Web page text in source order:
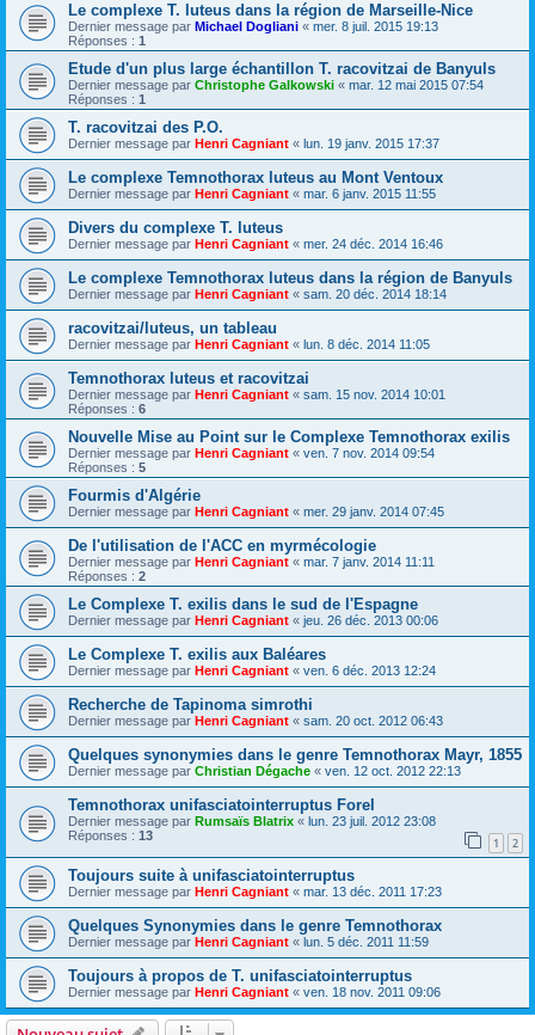
Le complexe T. luteus dans la région de Marseille-Nice
Dernier message par Michael Dogliani « mer. 8 juil. 2015 19:13
Réponses : 1
Etude d'un plus large échantillon T. racovitzai de Banyuls
Dernier message par Christophe Galkowski « mar. 12 mai 2015 07:54
Réponses : 1
T. racovitzai des P.O.
Dernier message par Henri Cagniant « lun. 19 janv. 2015 17:37
Le complexe Temnothorax luteus au Mont Ventoux
Dernier message par Henri Cagniant « mar. 6 janv. 2015 11:55
Divers du complexe T. luteus
Dernier message par Henri Cagniant « mer. 24 déc. 2014 16:46
Le complexe Temnothorax luteus dans la région de Banyuls
Dernier message par Henri Cagniant « sam. 20 déc. 2014 18:14
racovitzai/luteus, un tableau
Dernier message par Henri Cagniant « lun. 8 déc. 2014 11:05
Temnothorax luteus et racovitzai
Dernier message par Henri Cagniant « sam. 15 nov. 2014 10:01
Réponses : 6
Nouvelle Mise au Point sur le Complexe Temnothorax exilis
Dernier message par Henri Cagniant « ven. 7 nov. 2014 09:54
Réponses : 5
Fourmis d'Algérie
Dernier message par Henri Cagniant « mer. 29 janv. 2014 07:45
De l'utilisation de l'ACC en myrmécologie
Dernier message par Henri Cagniant « mar. 7 janv. 2014 11:11
Réponses : 2
Le Complexe T. exilis dans le sud de l'Espagne
Dernier message par Henri Cagniant « jeu. 26 déc. 2013 00:06
Le Complexe T. exilis aux Baléares
Dernier message par Henri Cagniant « ven. 6 déc. 2013 12:24
Recherche de Tapinoma simrothi
Dernier message par Henri Cagniant « sam. 20 oct. 2012 06:43
Quelques synonymies dans le genre Temnothorax Mayr, 1855
Dernier message par Christian Dégache « ven. 12 oct. 2012 22:13
Temnothorax unifasciatointerruptus Forel
Dernier message par Rumsaïs Blatrix « lun. 23 juil. 2012 23:08
Réponses : 13 1 2
Toujours suite à unifasciatointerruptus
Dernier message par Henri Cagniant « mar. 13 déc. 2011 17:23
Quelques Synonymies dans le genre Temnothorax
Dernier message par Henri Cagniant « lun. 5 déc. 2011 11:59
Toujours à propos de T. unifasciatointerruptus
Dernier message par Henri Cagniant « ven. 18 nov. 2011 09:06